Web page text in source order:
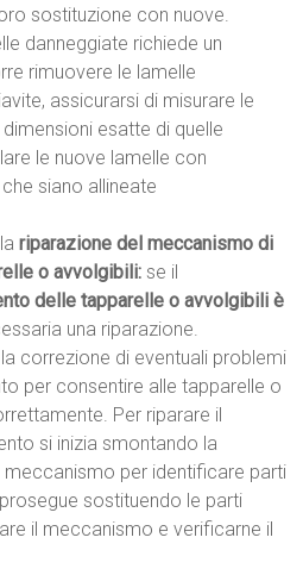
sostituzione con nuove.
danneggiate richiede un
rimuovere le lamelle
assicurarsi di misurare le
esatte di quelle
le nuove lamelle con
siano allineate
lariparazione del meccanismo di
o avvolgibili: se il
delle tapparelle o avvolgibili è
una riparazione.
correzione di eventuali problemi
per consentire alle tapparelle o
Per riparare il
si inizia smontando la
per identificare parti
sostituendo le parti
il meccanismo e verificarne il